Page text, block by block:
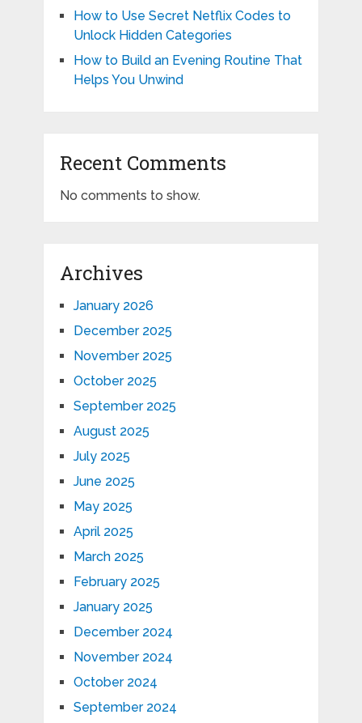
How to Use Secret Netflix Codes to
Unlock Hidden Categories
How to Build an Evening Routine That
Helps You Unwind
Recent Comments
No comments to show.
Archives
January 2026
December 2025
November 2025
October 2025
September 2025
August 2025
July 2025
June 2025
May 2025
April 2025
March 2025
February 2025
January 2025
December 2024
November 2024
October 2024
September 2024